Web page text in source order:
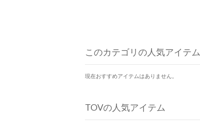
このカテゴリの人気アイテム
現在おすすめアイテムはありません。
TOVの人気アイテム